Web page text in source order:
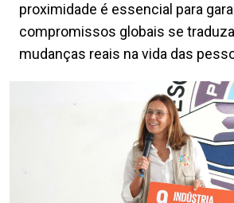
proximidade é essencial para
compromissos globais se
mudanças reais na vida das